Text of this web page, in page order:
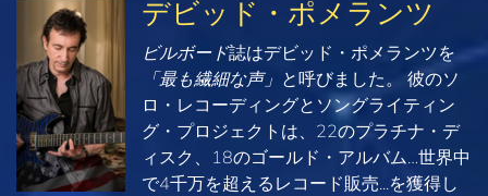
デビッド・ポメランツ
ビルボード誌はデビッド・ポメランツを
「最も繊細な声」 と呼びました。 彼のソ
ロ・レコーディングとソングライティン
グ・プロジェクトは、22のプラチナ・デ
ィスク、18のゴールド・アルバム…世界中
で4千万を超えるレコード販売...を獲得し